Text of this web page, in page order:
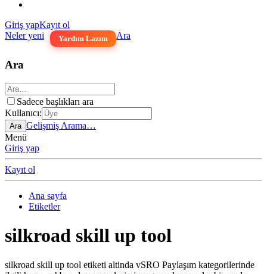
Giriş yapKayıt ol
Neler yeni
Yardım Lazım Ara
Ara
Sadece başlıkları ara
Kullanıcı:
Ara Gelişmiş Arama…
Menü
Giriş yap
Kayıt ol
Ana sayfa
Etiketler
silkroad skill up tool
silkroad skill up tool etiketi altinda vSRO Paylaşım kategorilerinde